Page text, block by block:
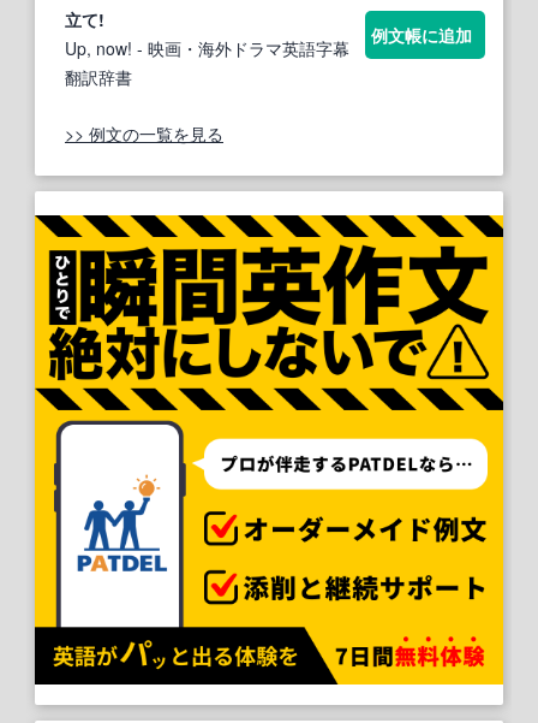
立て!
Up, now! - 映画・海外ドラマ英語字幕
翻訳辞書
例文帳に追加
>> 例文の一覧を見る